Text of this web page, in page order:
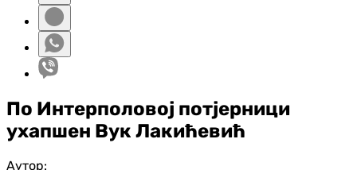
По Интерполовој потјерници
ухапшен Вук Лакићевић
Аутор: